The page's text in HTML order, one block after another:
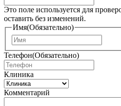
Это поле используется для
оставить без изменений.
Имя(Обязательно)
м
Телефон(Обязательно)
Клиника
Комментарий